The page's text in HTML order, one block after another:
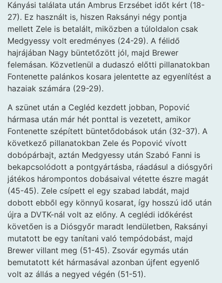
Kányási találata után Ambrus Erzsébet időt kért (18-
27). Ez használt is, hiszen Raksányi négy pontja
mellett Zele is betalált, miközben a túloldalon csak
Medgyessy volt eredményes (24-29). A félidő
hajrájában Nagy büntetőzött jól, majd Brewer
felemásan. Közvetlenül a dudaszó előtti pillanatokban
Fontenette palánkos kosara jelentette az egyenlítést a
hazaiak számára (29-29).
A szünet után a Cegléd kezdett jobban, Popović
hármasa után már hét ponttal is vezetett, amikor
Fontenette szépített büntetődobások után (32-37). A
következő pillanatokban Zele és Popović vívott
dobópárbajt, aztán Medgyessy után Szabó Fanni is
bekapcsolódott a pontgyártásba, ráadásul a diósgyőri
játékos hárompontos dobásaival vétette észre magát
(45-45). Zele csípett el egy szabad labdát, majd
dobott ebből egy könnyű kosarat, így hosszú idő után
újra a DVTK-nál volt az előny. A ceglédi időkérést
követően is a Diósgyőr maradt lendületben, Raksányi
mutatott be egy tanítani való tempódobást, majd
Brewer villant meg (51-45). Zsovár egymás után
bemutatott két hármasával azonban újfent egyenlő
volt az állás a negyed végén (51-51).